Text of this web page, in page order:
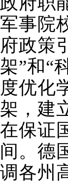
军事院
府政策
架”和“
度优化
架，建
在保证
间。德
调各州